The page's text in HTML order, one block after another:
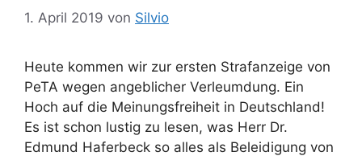
1. April 2019 von Silvio
Heute kommen wir zur ersten Strafanzeige von
PeTA wegen angeblicher Verleumdung. Ein
Hoch auf die Meinungsfreiheit in Deutschland!
Es ist schon lustig zu lesen, was Herr Dr.
Edmund Haferbeck so alles als Beleidigung von